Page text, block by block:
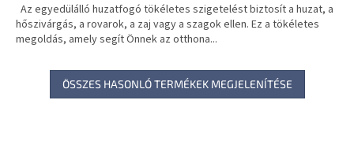
Az egyedülálló huzatfogó tökéletes szigetelést biztosít a huzat, a
hőszivárgás, a rovarok, a zaj vagy a szagok ellen. Ez a tökéletes
megoldás, amely segít Önnek az otthona...
ÖSSZES HASONLÓ TERMÉKEK MEGJELENÍTÉSE